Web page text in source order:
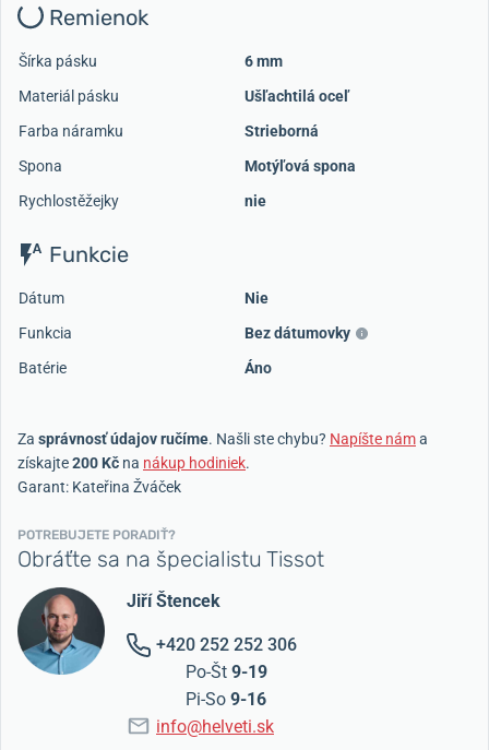
Remienok
Šírka pásku
6 mm
Materiál pásku
Ušľachtilá oceľ
Farba náramku
Strieborná
Spona
Motýľová spona
Rychlostěžejky
nie
Funkcie
Dátum
Nie
Funkcia
Bez dátumovky
Batérie
Áno
Za správnosť údajov ručíme. Našli ste chybu? Napíšte náma
získajte200 Kč na nákup hodiniek.
Garant: Kateřina Žváček
POTREBUJETE PORADIŤ?
Obráťte sa na špecialistu Tissot
Jiří Štencek
+420 252 252 306
Po-Št 9-19
Pi-So 9-16
info@helveti.sk